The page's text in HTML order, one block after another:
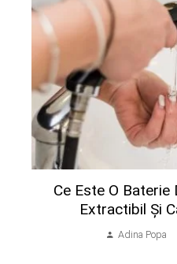
Ce Este O Baterie
Extractibil Și
Adina Popa